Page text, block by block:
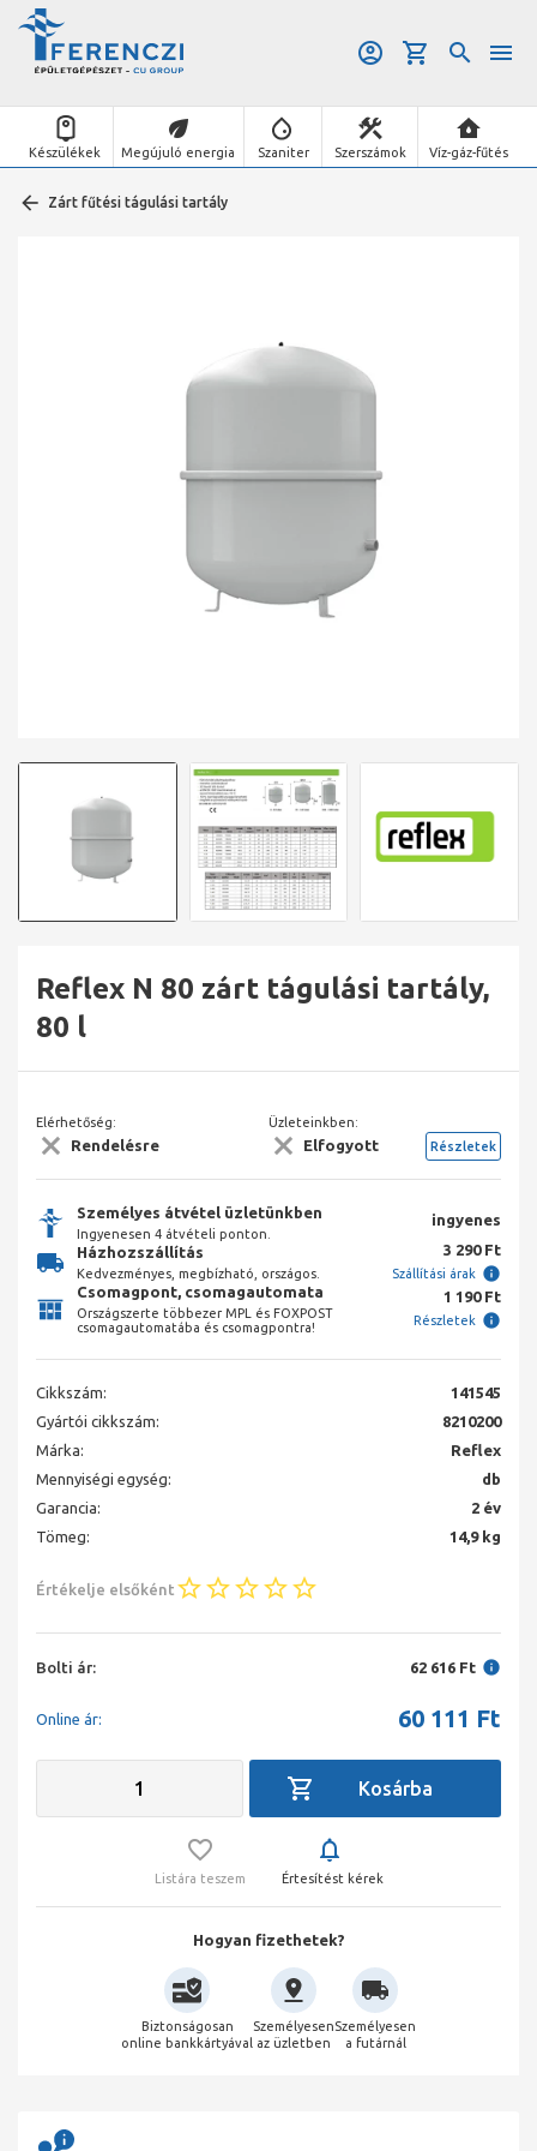
Készülékek Megújuló energia Szaniter Szerszámok Víz-gáz-fűtés
Zárt fűtési tágulási tartály
Reflex N 80 zárt tágulási tartály,
80 l
Elérhetőség:
Rendelésre
Üzleteinkben:
Elfogyott Részletek
Személyes átvétel üzletünkben
Ingyenesen 4 átvételi ponton.
ingyenes
Házhozszállítás
Kedvezményes, megbízható, országos.
3 290 Ft
Szállítási árak
Csomagpont, csomagautomata
Országszerte többezer MPL és FOXPOST
csomagautomatába és csomagpontra!
1 190 Ft
Részletek
Cikkszám:
141545
Gyártói cikkszám:
8210200
Márka:
Reflex
Mennyiségi egység:
db
Garancia:
2 év
Tömeg:
14,9 kg
Értékelje elsőként
Bolti ár: 62 616 Ft
Online ár: 60 111 Ft
Listára teszem Értesítést kérek
Hogyan fizethetek?
Biztonságosan
online bankkártyával
Személyesen
az üzletben
Személyesen
a futárnál